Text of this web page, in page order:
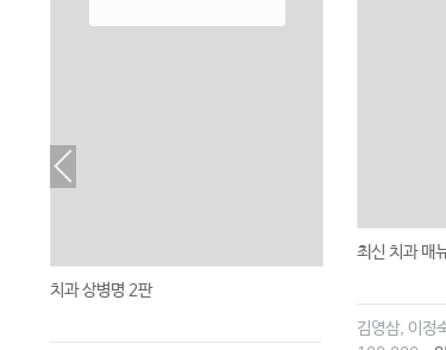
치과 상병명 2판
최신 치과 매
김영삼, 이정